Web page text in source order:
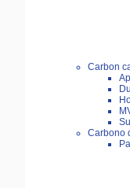
Carbon
Carbono